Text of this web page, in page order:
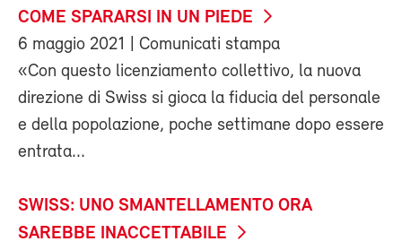
COME SPARARSI IN UN PIEDE
6 maggio 2021
| Comunicati stampa
«Con questo licenziamento collettivo, la nuova
direzione di Swiss si gioca la fiducia del personale
e della popolazione, poche settimane dopo essere
entrata...
SWISS: UNO SMANTELLAMENTO ORA
SAREBBE INACCETTABILE